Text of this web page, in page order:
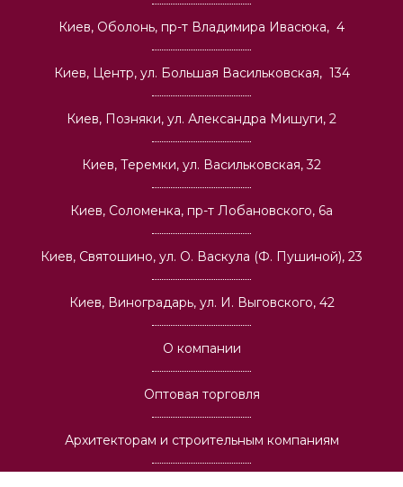
Киев, Оболонь, пр-т Владимира Ивасюка, 4
Киев, Центр, ул. Большая Васильковская, 134
Киев, Позняки, ул. Александра Мишуги, 2
Киев, Теремки, ул. Васильковская, 32
Киев, Соломенка, пр-т Лобановского, 6а
Киев, Святошино, ул. О. Васкула (Ф. Пушиной), 23
Киев, Виноградарь, ул. И. Выговского, 42
О компании
Оптовая торговля
Архитекторам и строительным компаниям